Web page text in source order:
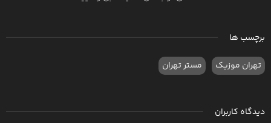
برچسب ها
تهران موزیک مستر تهران
دیدگاه کاربران